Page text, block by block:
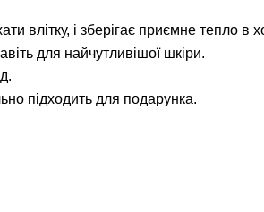
влітку, і зберігає приємне тепло в
для найчутливішої шкіри.
підходить для подарунка.